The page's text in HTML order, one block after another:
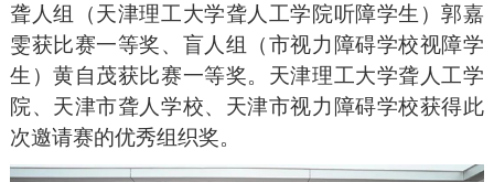
聋人组（天津理工大学聋人工学院听障学生）郭嘉
雯获比赛一等奖、盲人组（市视力障碍学校视障学
生）黄自茂获比赛一等奖。天津理工大学聋人工学
院、天津市聋人学校、天津市视力障碍学校获得此
次邀请赛的优秀组织奖。